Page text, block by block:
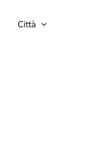
Città